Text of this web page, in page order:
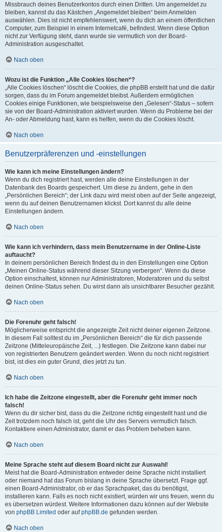
Missbrauch deines Benutzerkontos durch einen Dritten. Um angemeldet zu
bleiben, kannst du das Kästchen „Angemeldet bleiben“ beim Anmelden
auswählen. Dies ist nicht empfehlenswert, wenn du dich an einem öffentlichen
Computer, zum Beispiel in einem Internetcafé, befindest. Wenn diese Option
nicht zur Verfügung steht, dann wurde sie vermutlich von der Board-
Administration ausgeschaltet.
Nach oben
Wozu ist die Funktion „Alle Cookies löschen“?
„Alle Cookies löschen“ löscht die Cookies, die phpBB erstellt hat und die dafür
sorgen, dass du im Forum angemeldet bleibst. Außerdem ermöglichen
Cookies einige Funktionen, wie beispielsweise den „Gelesen“-Status – sofern
sie von der Board-Administration aktiviert wurden. Wenn du Probleme bei der
An- oder Abmeldung hast, kann es helfen, wenn du die Cookies löscht.
Nach oben
Benutzerpräferenzen und -einstellungen
Wie kann ich meine Einstellungen ändern?
Wenn du dich registriert hast, werden alle deine Einstellungen in der
Datenbank des Boards gespeichert. Um diese zu ändern, gehe in den
„Persönlichen Bereich“; der Link dazu wird meist oben auf der Seite angezeigt,
wenn du auf deinen Benutzernamen klickst. Dort kannst du alle deine
Einstellungen ändern.
Nach oben
Wie kann ich verhindern, dass mein Benutzername in der Online-Liste
auftaucht?
In deinem persönlichen Bereich findest du in den Einstellungen eine Option
„Meinen Online-Status während dieser Sitzung verbergen“. Wenn du diese
Option einschaltest, können nur Administratoren, Moderatoren und du selbst
deinen Online-Status sehen. Du wirst dann als unsichtbarer Besucher gezählt.
Nach oben
Die Forenuhr geht falsch!
Möglicherweise entspricht die angezeigte Zeit nicht deiner eigenen Zeitzone.
In diesem Fall solltest du im „Persönlichen Bereich“ die für dich passende
Zeitzone (Mitteleuropäische Zeit, ...) festlegen. Die Zeitzone kann dabei nur
von registrierten Benutzern geändert werden. Wenn du noch nicht registriert
bist, ist dies ein guter Grund, dies jetzt zu tun.
Nach oben
Ich habe die Zeitzone eingestellt, aber die Forenuhr geht immer noch
falsch!
Wenn du dir sicher bist, dass du die Zeitzone richtig eingestellt hast und die
Zeit trotzdem noch falsch ist, geht die Uhr des Servers vermutlich falsch.
Kontaktiere einen Administrator, damit er das Problem beheben kann.
Nach oben
Meine Sprache steht auf diesem Board nicht zur Auswahl!
Meist hat die Board-Administration entweder deine Sprache nicht installiert
oder niemand hat das Forum bislang in deine Sprache übersetzt. Frage ggf.
einen Board-Administrator, ob er das Sprachpaket, das du benötigst,
installieren kann. Falls es noch nicht existiert, würden wir uns freuen, wenn du
es übersetzen würdest. Weitere Informationen dazu können auf der Website
von phpBB Limited oder aufphpBB.de gefunden werden.
Nach oben